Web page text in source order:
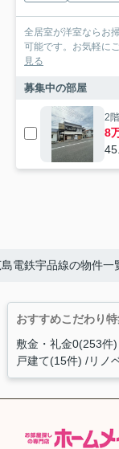
全居室が洋室ならお
可能です。お気軽に
見る
募集中の部屋
2階
8
電鉄宇品線の物件一
おすすめこだわり
敷金・礼金0(253件)
戸建て(15件) リノ